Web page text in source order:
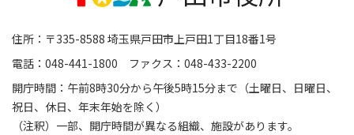
住所：〒335-8588 埼玉県戸田市上戸田1丁目18番1号
電話：048-441-1800 ファクス：048-433-2200
開庁時間：午前8時30分から午後5時15分まで（土曜日、日曜日、
祝日、休日、年末年始を除く）
（注釈）一部、開庁時間が異なる組織、施設があります。